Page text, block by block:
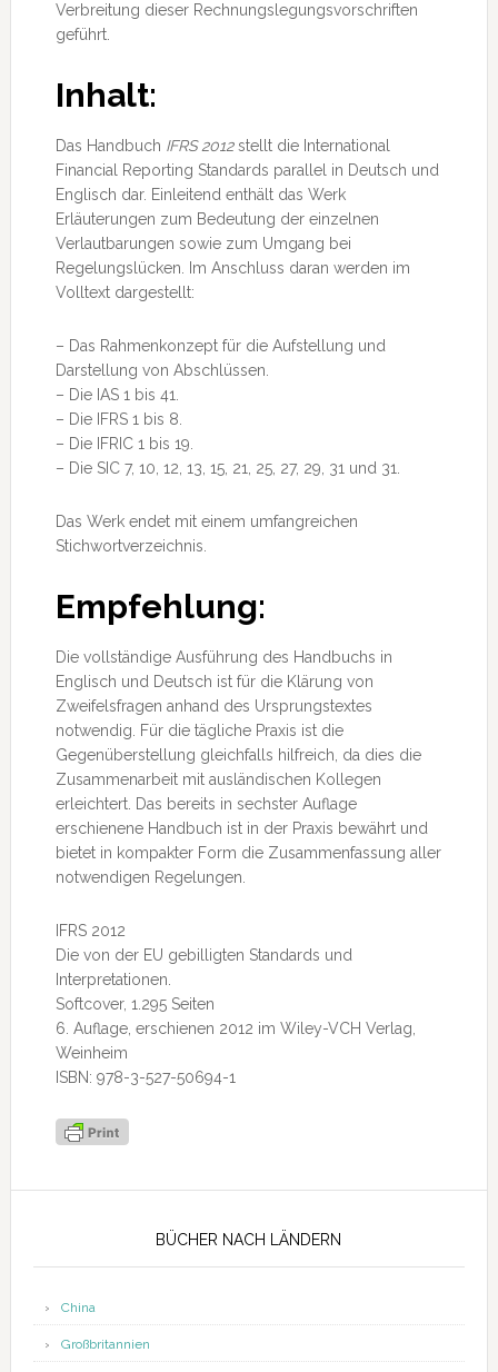
Verbreitung dieser Rechnungslegungsvorschriften
geführt.
Inhalt:
Das Handbuch IFRS 2012stellt die International
Financial Reporting Standards parallel in Deutsch und
Englisch dar. Einleitend enthält das Werk
Erläuterungen zum Bedeutung der einzelnen
Verlautbarungen sowie zum Umgang bei
Regelungslücken. Im Anschluss daran werden im
Volltext dargestellt:
– Das Rahmenkonzept für die Aufstellung und
Darstellung von Abschlüssen.
– Die IAS 1 bis 41.
– Die IFRS 1 bis 8.
– Die IFRIC 1 bis 19.
– Die SIC 7, 10, 12, 13, 15, 21, 25, 27, 29, 31 und 31.
Das Werk endet mit einem umfangreichen
Stichwortverzeichnis.
Empfehlung:
Die vollständige Ausführung des Handbuchs in
Englisch und Deutsch ist für die Klärung von
Zweifelsfragen anhand des Ursprungstextes
notwendig. Für die tägliche Praxis ist die
Gegenüberstellung gleichfalls hilfreich, da dies die
Zusammenarbeit mit ausländischen Kollegen
erleichtert. Das bereits in sechster Auflage
erschienene Handbuch ist in der Praxis bewährt und
bietet in kompakter Form die Zusammenfassung aller
notwendigen Regelungen.
IFRS 2012
Die von der EU gebilligten Standards und
Interpretationen.
Softcover, 1.295 Seiten
6. Auflage, erschienen 2012 im Wiley-VCH Verlag,
Weinheim
ISBN: 978-3-527-50694-1
BÜCHER NACH LÄNDERN
China
Großbritannien